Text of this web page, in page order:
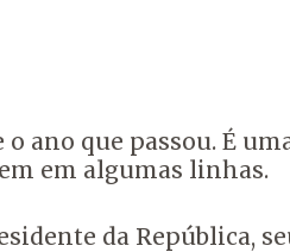
ano que passou. É
em algumas linhas.
da República,